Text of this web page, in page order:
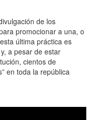
de los
promocionar a una, o
última práctica es
a pesar de estar
cientos de
en toda la república